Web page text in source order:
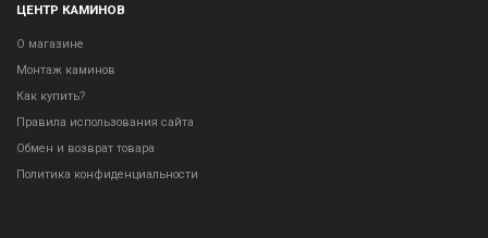
ЦЕНТР КАМИНОВ
О магазине
Монтаж каминов
Как купить?
Правила использования сайта
Обмен и возврат товара
Политика конфиденциальности